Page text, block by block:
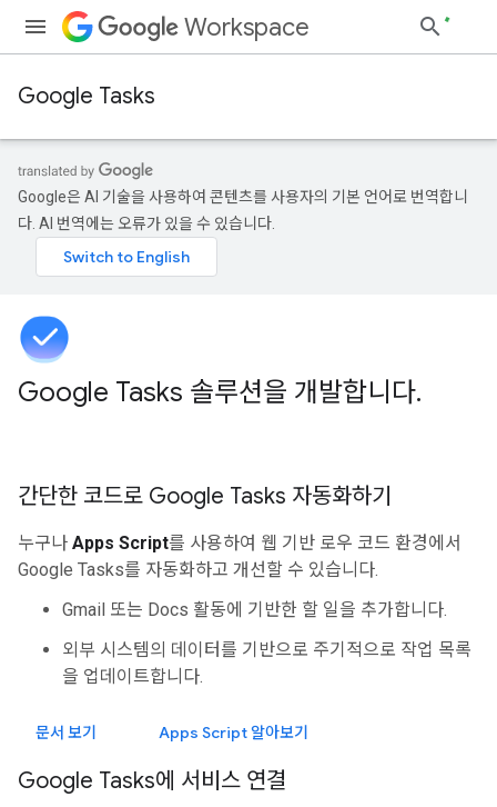
Workspace
Google Tasks
Google은 AI 기술을 사용하여 콘텐츠를 사용자의 기본 언어로 번역합니
다. AI 번역에는 오류가 있을 수 있습니다.
Google Tasks 솔루션을 개발합니다.
간단한 코드로 Google Tasks 자동화하기
누구나 Apps Script를 사용하여 웹 기반 로우 코드 환경에서
Google Tasks를 자동화하고 개선할 수 있습니다.
Gmail 또는 Docs 활동에 기반한 할 일을 추가합니다.
외부 시스템의 데이터를 기반으로 주기적으로 작업 목록
을 업데이트합니다.
문서 보기 Apps Script 알아보기
Google Tasks에 서비스 연결